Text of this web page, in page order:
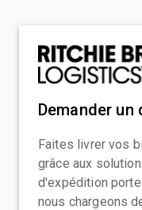
Demander un
Faites livrer vos
grâce aux
d'expédition
nous chargeons